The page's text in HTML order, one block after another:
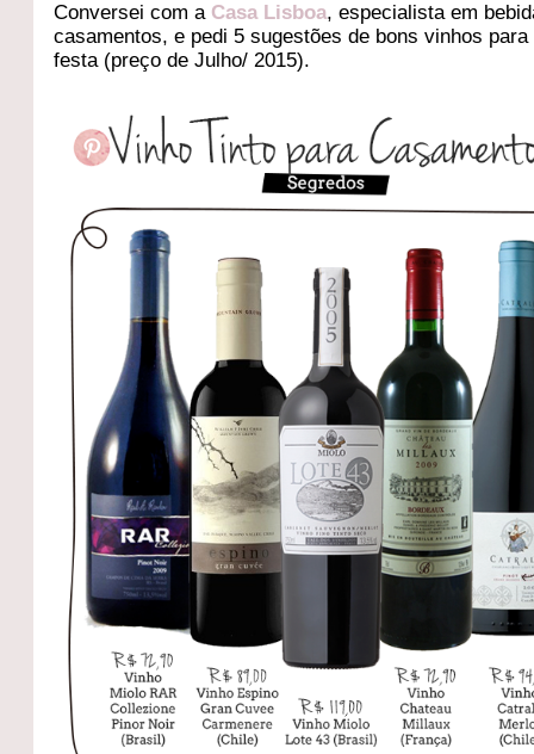
Conversei com a Casa Lisboa, especialista em
casamentos, e pedi 5 sugestões de bons vinhos para
festa (preço de Julho/ 2015).